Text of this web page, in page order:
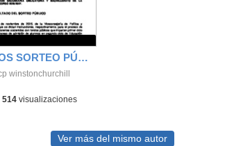
RESULTADOS SORTEO PÚBLICO
winstonchurchill
514visualizaciones
Ver más del mismo autor